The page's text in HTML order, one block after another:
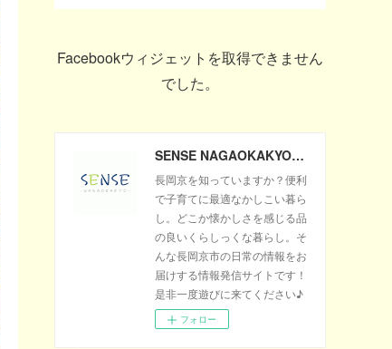
Facebookウィジェットを取得できません
でした。
SENSE NAGAOKAKYO ～長岡京市のサブサイト～
長岡京を知っていますか？便利
で子育てに最適なかしこい暮ら
し。どこか懐かしさを感じる品
の良いくらしっくな暮らし。そ
んな長岡京市の日常の情報をお
届けする情報発信サイトです！
是非一度遊びに来てください♪
フォロー